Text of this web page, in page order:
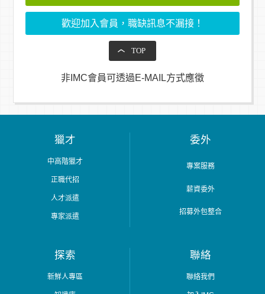
歡迎加入會員，職缺訊息不漏接！
TOP
非IMC會員可透過E-MAIL方式應徵
獵才
中高階獵才
正職代招
人才派遣
專家派遣
委外
專案服務
薪資委外
招募外包整合
探索
新鮮人專區
聯絡
聯絡我們